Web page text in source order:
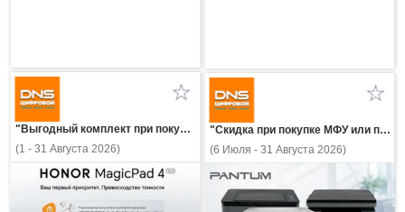
"Выгодный комплект при покупке планшета HONOR!"
(1 - 31 Августа 2026)
"Скидка при покупке МФУ или принтера Pantum с картриджем!"
(6 Июля - 31 Августа 2026)